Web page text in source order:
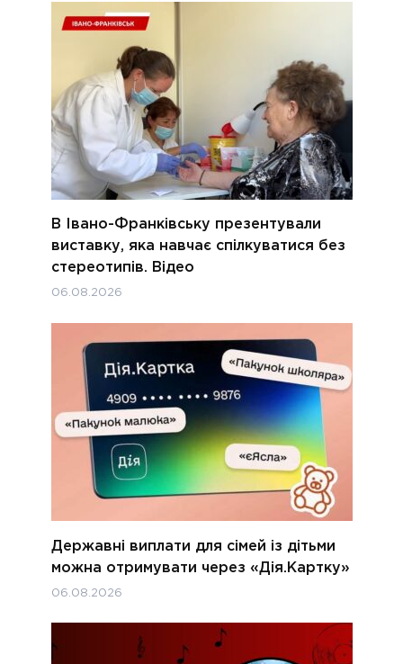
В Івано-Франківську презентували
виставку, яка навчає спілкуватися без
стереотипів. Відео
06.08.2026
Державні виплати для сімей із дітьми
можна отримувати через «Дія.Картку»
06.08.2026